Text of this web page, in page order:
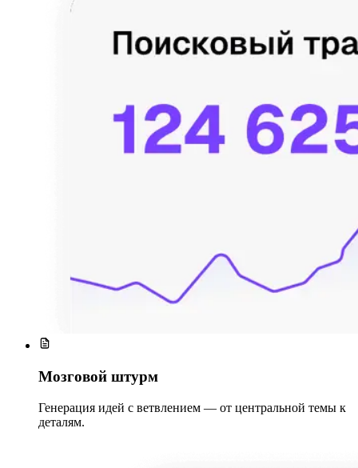
Мозговой штурм
Генерация идей с ветвлением — от центральной темы к
деталям.